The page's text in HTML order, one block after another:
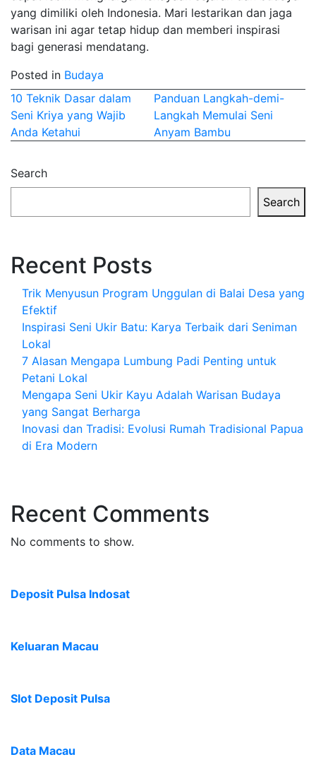
yang dimiliki oleh Indonesia. Mari lestarikan dan jaga
warisan ini agar tetap hidup dan memberi inspirasi
bagi generasi mendatang.
Posted in Budaya
Post
navigation
10 Teknik Dasar dalam
Seni Kriya yang Wajib
Anda Ketahui
Panduan Langkah-demi-
Langkah Memulai Seni
Anyam Bambu
Search
Search
Recent Posts
Trik Menyusun Program Unggulan di Balai Desa yang
Efektif
Inspirasi Seni Ukir Batu: Karya Terbaik dari Seniman
Lokal
7 Alasan Mengapa Lumbung Padi Penting untuk
Petani Lokal
Mengapa Seni Ukir Kayu Adalah Warisan Budaya
yang Sangat Berharga
Inovasi dan Tradisi: Evolusi Rumah Tradisional Papua
di Era Modern
Recent Comments
No comments to show.
Deposit Pulsa Indosat
Keluaran Macau
Slot Deposit Pulsa
Data Macau